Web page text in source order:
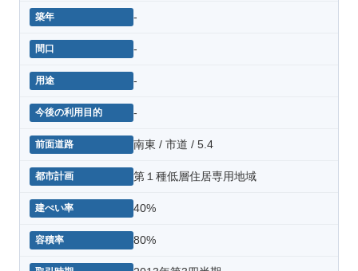
-
-
-
-
南東 / 市道 / 5.4
第１種低層住居専用地域
40%
80%